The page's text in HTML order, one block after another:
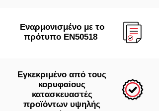
Εναρμονισμένο με το
πρότυπο ΕΝ50518
Εγκεκριμένο από τους
κορυφαίους
κατασκευαστές
προϊόντων υψηλής